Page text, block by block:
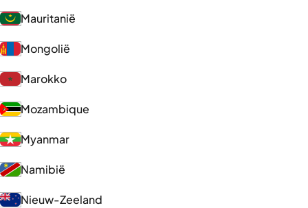
Mauritanië
Mongolië
Marokko
Mozambique
Myanmar
Namibië
Nieuw-Zeeland